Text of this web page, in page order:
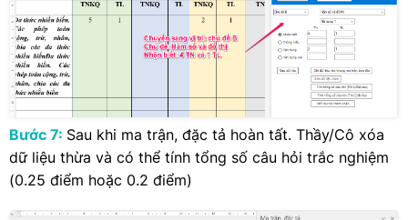
Bước 7: Sau khi ma trận, đặc tả hoàn tất. Thầy/Cô xóa
dữ liệu thừa và có thể tính tổng số câu hỏi trắc nghiệm
(0.25 điểm hoặc 0.2 điểm)